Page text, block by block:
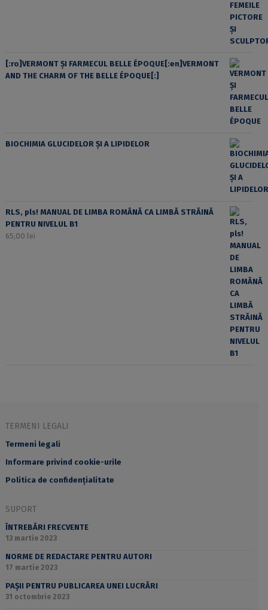
[:ro]VERMONT ȘI FARMECUL BELLE ÉPOQUE[:en]VERMONT
AND THE CHARM OF THE BELLE ÉPOQUE[:]
BIOCHIMIA GLUCIDELOR ȘI A LIPIDELOR
RLS, pls! MANUAL DE LIMBA ROMÂNĂ CA LIMBĂ STRĂINĂ
PENTRU NIVELUL B1
65,00 lei
TERMENI LEGALI
Termeni legali
Informare privind cookie-urile
Politica de confidențialitate
SUPORT
ÎNTREBĂRI FRECVENTE
13 martie 2023
NORME DE REDACTARE PENTRU AUTORI
17 martie 2023
PAȘII PENTRU PUBLICAREA UNEI LUCRĂRI
31 octombrie 2023